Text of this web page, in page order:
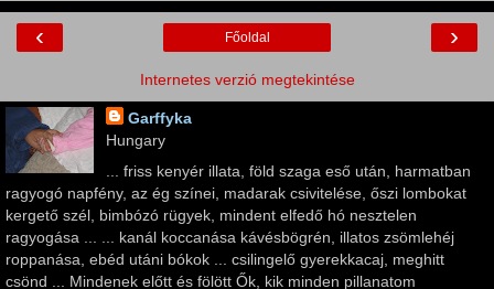
‹ ›
Főoldal
Internetes verzió megtekintése
Garffyka
Hungary
... friss kenyér illata, föld szaga eső után, harmatban
ragyogó napfény, az ég színei, madarak csivitelése, őszi lombokat
kergető szél, bimbózó rügyek, mindent elfedő hó nesztelen
ragyogása ... ... kanál koccanása kávésbögrén, illatos zsömlehéj
roppanása, ebéd utáni bókok ... csilingelő gyerekkacaj, meghitt
csönd ... Mindenek előtt és fölött Ők, kik minden pillanatom